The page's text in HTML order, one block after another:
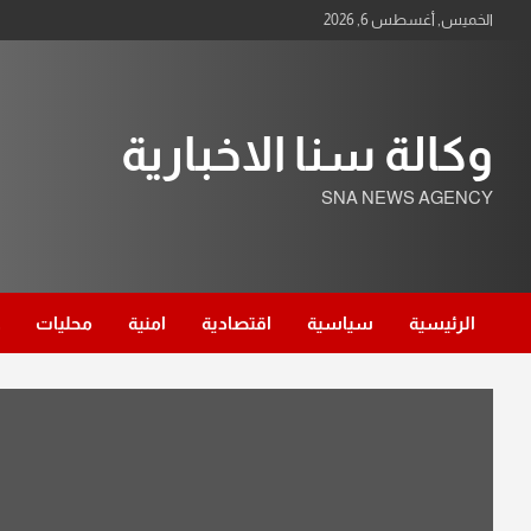
الخميس, أغسطس 6, 2026
وكالة سنا الاخبارية
SNA NEWS AGENCY
الرئيسية سياسية اقتصادية امنية محليات